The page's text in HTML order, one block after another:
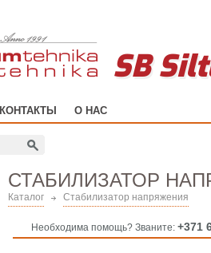
SB
КОНТАКТЫ О НАС
СТАБИЛИЗАТОР
Каталог Стабилизатор напряжения
Необходима помощь? Званите: +371